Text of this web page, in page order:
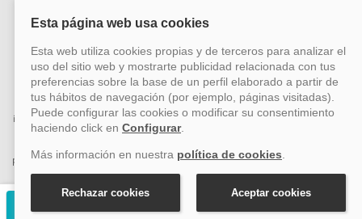
ACCION VIAJES SL ha sido beneficiaria del Fondo Europeo de Desarrollo
Regional (FEDER), cuyo objetivo es mejorar la competitividad de las pymes
mediante el impulso de la innovación, el desarrollo tecnológico, la
investigación de calidad y el uso seguro y fiable del ciberespacio. Gracias a
esta financiación, la empresa ha puesto en marcha un Plan de Acción
promoviendo la innovación y la ciberseguridad. Para ello, ha contado con el
apoyo de los programas Pyme Innova y Pyme Cibersegura de la Cámara
de Comercio de Málaga. #EuropaSeSiente